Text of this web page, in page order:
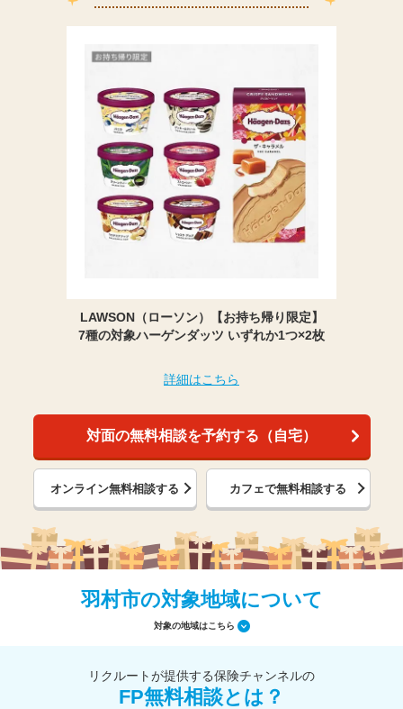
LAWSON（ローソン）【お持ち帰り限定】
7種の対象ハーゲンダッツ いずれか1つ×2枚
詳細はこちら
対面の無料相談を予約する（自宅）
オンライン無料相談する カフェで無料相談する
羽村市の対象地域について
対象の地域はこちら
リクルートが提供する保険チャンネルの
FP無料相談とは？